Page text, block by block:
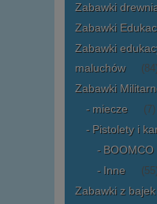
Zabawki
Zabawki
Zabawki
maluchów
(84)
Zabawki
miecze (7)
Pistolety i
BOOMCO
Inne (55)
Zabawki z